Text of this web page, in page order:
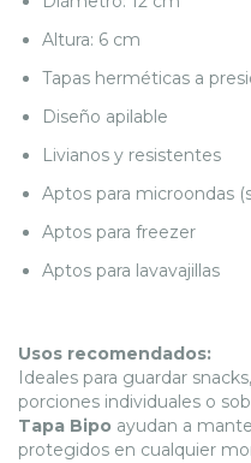
Altura: 6 cm
Tapas herméticas a
Diseño apilable
Livianos y resistentes
Aptos para microondas
Aptos para freezer
Aptos para lavavajillas
Usos recomendados:
Ideales para guardar
porciones individuales o
Tapa Bipo ayudan a
protegidos en cualquier